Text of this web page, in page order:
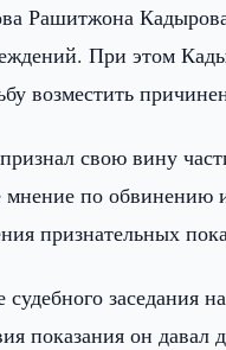
Рашитжона
При этом
возместить
свою вину
мнение по
признательных
заседания
показания он давал